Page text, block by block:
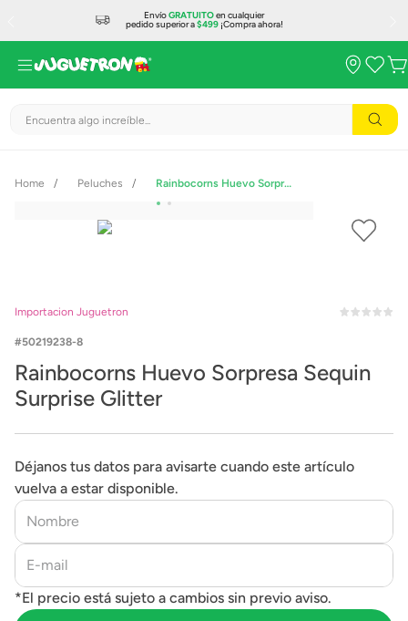
EnvíoGRATUITOen cualquier
pedido superior a$499¡Compra ahora!
Encuentra algo increíble...
Peluches Rainbocorns Huevo Sorpresa Sequin Surprise Glitter
Importacion Juguetron
50219238-8
Rainbocorns Huevo Sorpresa Sequin
Surprise Glitter
Déjanos tus datos para avisarte cuando este artículo
vuelva a estar disponible.